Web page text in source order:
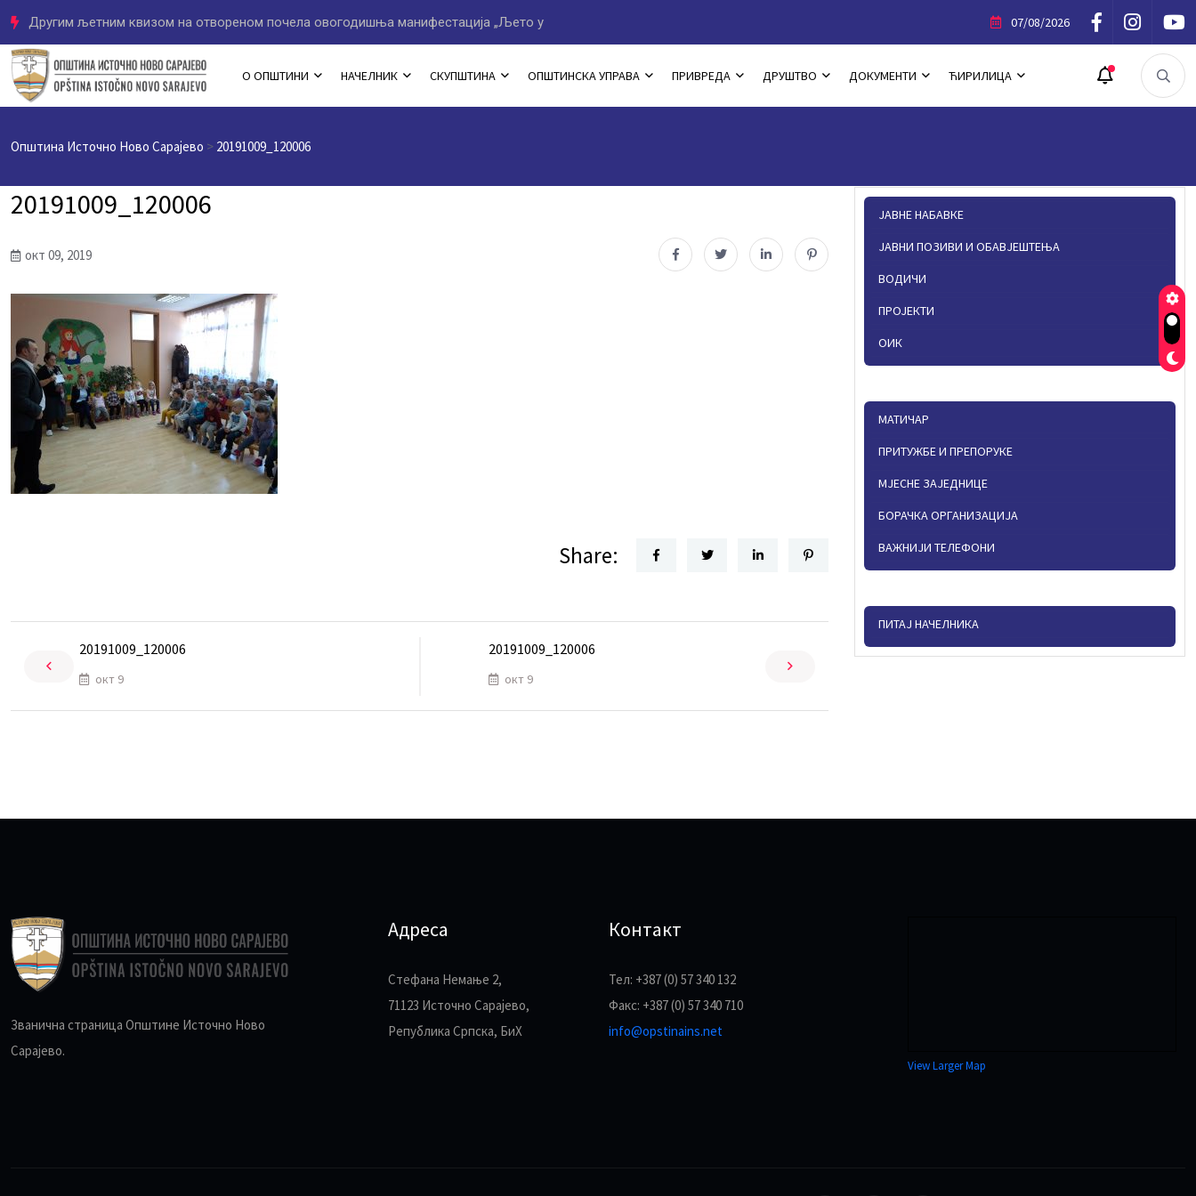
Другим љетним квизом на отвореном почела овогодишња манифестација „Љето у Програм овогодишње манифестације „Љето у Источном Новом Сарајеву“
07/08/2026
О ОПШТИНИ НАЧЕЛНИК СКУПШТИНА ОПШТИНСКА УПРАВА ПРИВРЕДА ДРУШТВО ДОКУМЕНТИ ЋИРИЛИЦА
Општина Источно Ново Сарајево > 20191009_120006
20191009_120006
окт 09, 2019
Share:
20191009_120006
окт 9
20191009_120006
окт 9
ЈАВНЕ НАБАВКЕ
ЈАВНИ ПОЗИВИ И ОБАВЈЕШТЕЊА
ВОДИЧИ
ПРОЈЕКТИ
ОИК
МАТИЧАР
ПРИТУЖБЕ И ПРЕПОРУКЕ
МЈЕСНЕ ЗАЈЕДНИЦЕ
БОРАЧКА ОРГАНИЗАЦИЈА
ВАЖНИЈИ ТЕЛЕФОНИ
ПИТАЈ НАЧЕЛНИКА
Званична страница Општине Источно Ново
Сарајево.
Адреса
Стефана Немање 2,
71123 Источно Сарајево,
Република Српска, БиХ
Контакт
Тел: +387 (0) 57 340 132
Факс: +387 (0) 57 340 710
info@opstinains.net
View Larger Map